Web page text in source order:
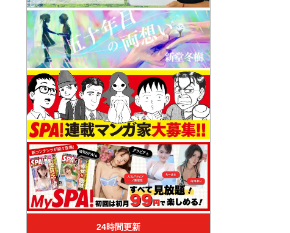
24時間更新